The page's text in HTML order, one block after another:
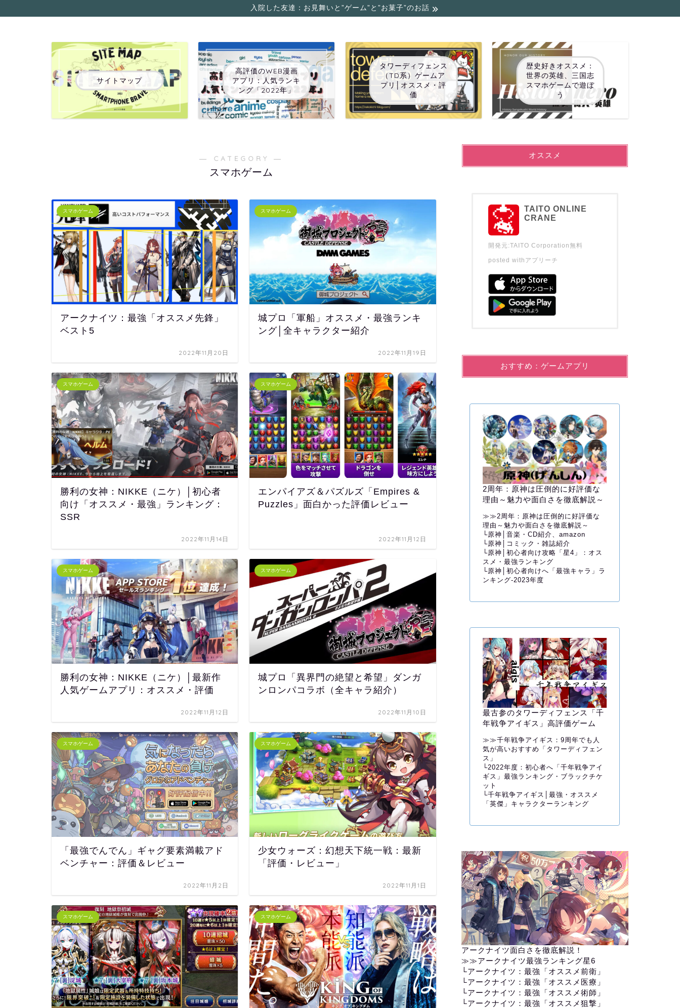
入院した友達：お見舞いと”ゲーム”と”お菓子”のお話
サイトマップ
高評価のWEB漫画
アプリ：人気ランキ
ング「2022年」
タワーディフェンス
（TD系）ゲームア
プリ│オススメ・評
価
歴史好きオススメ：
世界の英雄、三国志
スマホゲームで遊ぼ
う
― CATEGORY ―
スマホゲーム
スマホゲーム
アークナイツ：最強「オススメ先鋒」
ベスト5
2022年11月20日
スマホゲーム
城プロ「軍船」オススメ・最強ランキ
ング│全キャラクター紹介
2022年11月19日
スマホゲーム
勝利の女神：NIKKE（ニケ）│初心者
向け「オススメ・最強」ランキング：
SSR
2022年11月14日
スマホゲーム
エンパイアズ＆パズルズ「Empires &
Puzzles」面白かった評価レビュー
2022年11月12日
スマホゲーム
勝利の女神：NIKKE（ニケ）│最新作
人気ゲームアプリ：オススメ・評価
2022年11月12日
スマホゲーム
城プロ「異界門の絶望と希望」ダンガ
ンロンパコラボ（全キャラ紹介）
2022年11月10日
スマホゲーム
「最強でんでん」ギャグ要素満載アド
ベンチャー：評価＆レビュー
2022年11月2日
スマホゲーム
少女ウォーズ：幻想天下統一戦：最新
「評価・レビュー」
2022年11月1日
スマホゲーム スマホゲーム
オススメ
TAITO ONLINE
CRANE
開発元:TAITO Corporation無料
posted with アプリーチ
おすすめ：ゲームアプリ
2周年：原神は圧倒的に好評価な
理由～魅力や面白さを徹底解説～
≫≫2周年：原神は圧倒的に好評価な
理由～魅力や面白さを徹底解説～
└原神│音楽・CD紹介、amazon
└原神│コミック・雑誌紹介
└原神│初心者向け攻略「星4」：オス
スメ・最強ランキング
└原神│初心者向けへ「最強キャラ」ラ
ンキング-2023年度
最古参のタワーディフェンス「千
年戦争アイギス」高評価ゲーム
≫≫千年戦争アイギス：9周年でも人
気が高いおすすめ「タワーディフェン
ス」
└2022年度：初心者へ「千年戦争アイ
ギス」最強ランキング・ブラックチケ
ット
└千年戦争アイギス│最強・オススメ
「英傑」キャラクターランキング
アークナイツ面白さを徹底解説！
≫≫アークナイツ最強ランキング星6
└アークナイツ：最強「オススメ前衛」
└アークナイツ：最強「オススメ医療」
└アークナイツ：最強「オススメ術師」
└アークナイツ：最強「オススメ狙撃」